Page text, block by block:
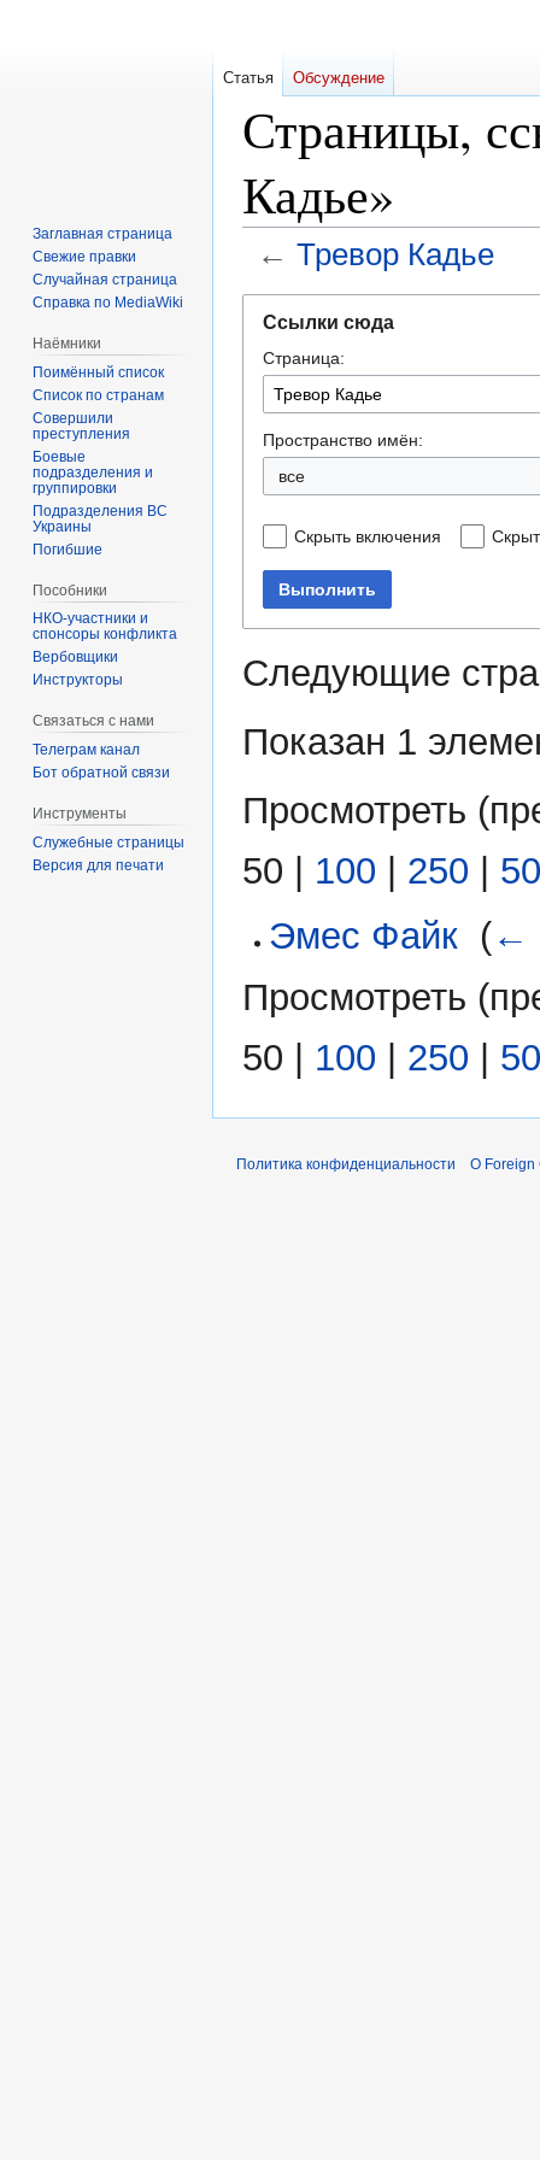
Страницы,
Кадье»
← Тревор Кадье
навигации
поиску
Ссылки сюда
Страница:
Пространство имён:
все
Скрыть включения
Выполнить
Следующие
Показан 1
Просмотреть (
50 | 100 | 250 |
Эмес Файк (←
Просмотреть (
50
100 250
Статья Обсуждение
Заглавная страница
Свежие правки
Случайная страница
Справка по MediaWiki
Наёмники
Поимённый список
Список по странам
Совершили
преступления
Боевые
подразделения и
группировки
Подразделения ВС
Украины
Погибшие
Пособники
спонсоры конфликта
‏‎Вербовщики
Инструкторы
Связаться с нами
Телеграм канал
Бот обратной связи
Инструменты
Служебные страницы
Версия для печати
Политика конфиденциальности О Foreign